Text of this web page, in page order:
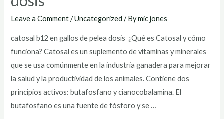
Leave a Comment /Uncategorized / Bymic jones
catosal b12 en gallos de pelea dosis ¿Qué es Catosal y cómo
funciona? Catosal es un suplemento de vitaminas y minerales
que se usa comúnmente en la industria ganadera para mejorar
la salud y la productividad de los animales. Contiene dos
principios activos: butafosfano y cianocobalamina. El
butafosfano es una fuente de fósforo y se …